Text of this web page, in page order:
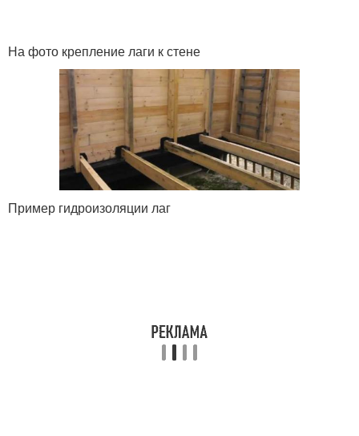
На фото крепление лаги к стене
Пример гидроизоляции лаг